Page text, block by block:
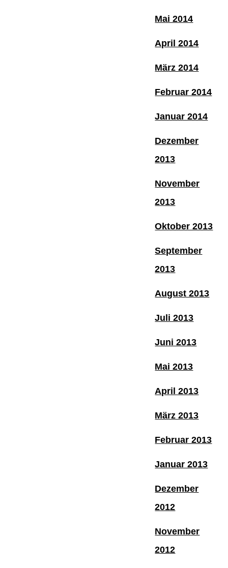
Mai 2014
April 2014
März 2014
Februar 2014
Januar 2014
Dezember
2013
November
2013
Oktober 2013
September
2013
August 2013
Juli 2013
Juni 2013
Mai 2013
April 2013
März 2013
Februar 2013
Januar 2013
Dezember
2012
November
2012